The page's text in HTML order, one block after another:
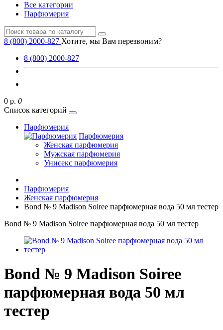
Все категории
Парфюмерия
8 (800) 2000-827 Хотите, мы Вам перезвоним?
8 (800) 2000-827
0 р. 0
Список категорий
Парфюмерия
Парфюмерия
Женская парфюмерия
Мужская парфюмерия
Унисекс парфюмерия
Парфюмерия
Женская парфюмерия
Bond № 9 Madison Soiree парфюмерная вода 50 мл тестер
Bond № 9 Madison Soiree парфюмерная вода 50 мл тестер
Bond № 9 Madison Soiree
парфюмерная вода 50 мл
тестер